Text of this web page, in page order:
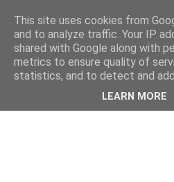
This site uses cookies from
and to analyze traffic. Your IP
shared with Google along with
metrics to ensure quality of
statistics, and to detect and
LEARN MORE